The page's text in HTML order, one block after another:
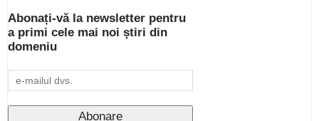
Abonați-vă la newsletter pentru
a primi cele mai noi știri din
domeniu